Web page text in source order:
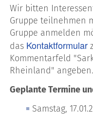
Wir bitten
Gruppe teilnehmen
Gruppe anmelden
das Kontaktformular
Kommentarfeld
Rheinland"
Geplante Termine
Samstag,